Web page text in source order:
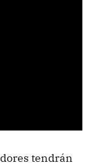
tendrán